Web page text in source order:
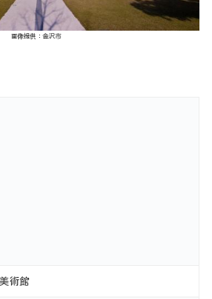
画像提供：金沢市
術館